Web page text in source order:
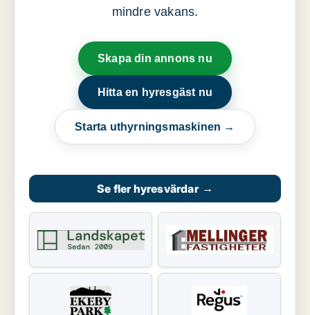
mindre vakans.
Skapa din annons nu
Hitta en hyresgäst nu
Starta uthyrningsmaskinen →
Se fler hyresvärdar →